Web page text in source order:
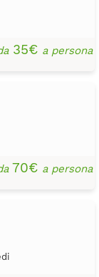
35€ a persona
70€ a persona